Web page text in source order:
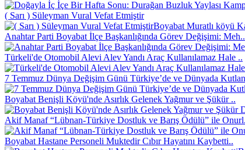
( Sarı ) Süleyman Vural Vefat Etmiştir
Boyabat Muratlı köyü
Anahtar Parti Boyabat İlçe Başkanlığında Görev Değişimi: Meh..
Türkeli'de Otomobil Alevi Alev Yandı Araç Kullanılamaz Hale ..
7 Temmuz Dünya Değişim Günü Türkiye’de ve Dünyada
Boyabat Benişli Köyü'nde Asırlık Gelenek Yağmur ve Şükür ..
Akif Manaf “Lübnan-Türkiye Dostluk ve Barış Ödülü” ile
Boyabat Hastane Personeli Muktedir Cıbır Hayatını Kaybetti..